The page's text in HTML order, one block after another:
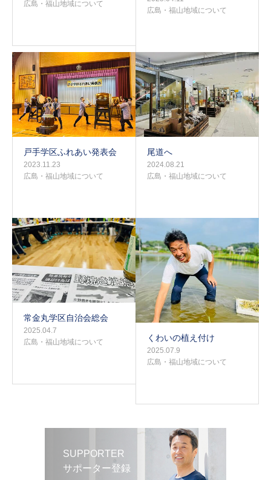
広島・福山地域について
広島・福山地域について
戸手学区ふれあい発表会
2023.11.23
広島・福山地域について
尾道へ
2024.08.21
広島・福山地域について
常金丸学区自治会総会
2025.04.7
広島・福山地域について
くわいの植え付け
2025.07.9
広島・福山地域について
SUPPORTER
サポーター登録